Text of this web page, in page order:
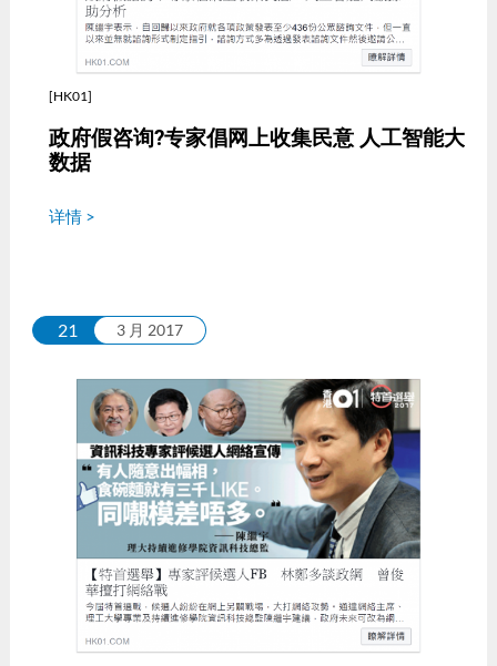
[HK01]
政府假咨询?专家倡网上收集民意 人工智能大
数据
详情 >
21 3 月 2017